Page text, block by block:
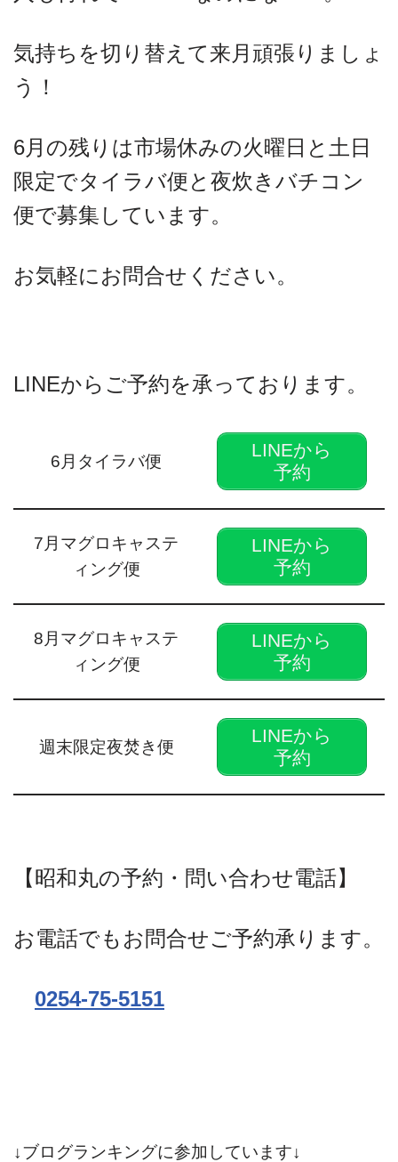
気持ちを切り替えて来月頑張りましょ
う！
6月の残りは市場休みの火曜日と土日
限定でタイラバ便と夜炊きバチコン
便で募集しています。
お気軽にお問合せください。
LINEからご予約を承っております。
6月タイラバ便
LINEから
予約
7月マグロキャステ
ィング便
LINEから
予約
8月マグロキャステ
ィング便
LINEから
予約
週末限定夜焚き便
LINEから
予約
【昭和丸の予約・問い合わせ電話】
お電話でもお問合せご予約承ります。
0254-75-5151
↓ブログランキングに参加しています↓